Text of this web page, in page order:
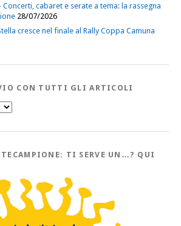
Concerti, cabaret e serate a tema: la rassegna
28/07/2026
cresce nel finale al Rally Coppa Camuna
CON TUTTI GLI ARTICOLI
TI SERVE UN…? QUI